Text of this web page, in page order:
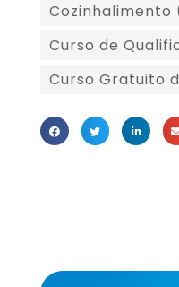
Cozinhalimento
Curso de
Curso Gratuito